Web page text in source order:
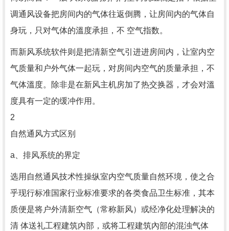
调通风设备把房间内的气体往返倒腾，让房间内的气体自
身玩，只对气体的溫度承担，不 空气指数。
而新风系统软件则是把清新空气引进进房间内，让室内空
气质量和户外气体一起玩，对房间内空气的质量承担，不
气体溫度。除非是在新风主机房加了热交换器，才会对溫
度具有一定的缓冲作用。
2
自然通风方式区别
a、排风系统的界定
选用自然通风技术性操纵室内空气质量自然环境，使之合
乎现行标准国家行业标准要求的各类食品卫生标准，其本
质便是将户外清新空气（常称新风）或经净化处理解决的
清 体送礼工程建筑內部，或将工程建筑內部的混浊气体